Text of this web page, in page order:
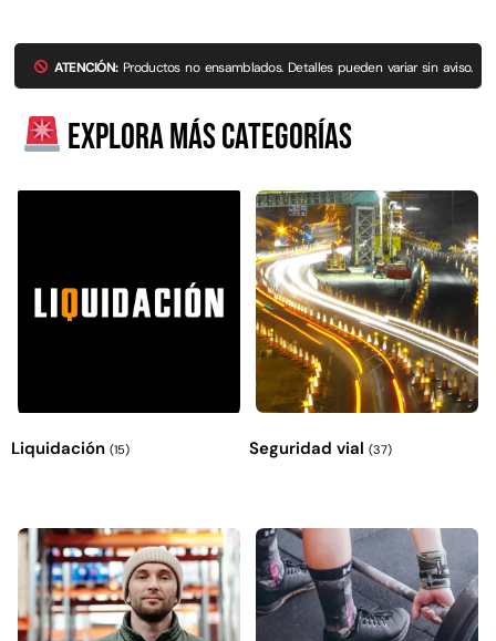
ATENCIÓN:Productos no ensamblados. Detalles pueden variar sin aviso.
Explora más categorías
Liquidación (15) Seguridad vial (37)